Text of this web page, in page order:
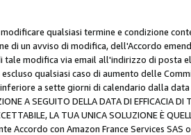
qualsiasi termine e condizione
di un avviso di modifica, dell'Accordo
tale modifica via email all'indirizzo di
qualsiasi caso di aumento delle
a sette giorni di calendario dalla data
A SEGUITO DELLA DATA DI EFFICACIA
LA TUA UNICA SOLUZIONE È
Accordo con Amazon France Services